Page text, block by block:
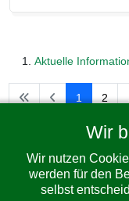
Aktuelle
1 2
Wir
Wir nutzen
werden für den
selbst